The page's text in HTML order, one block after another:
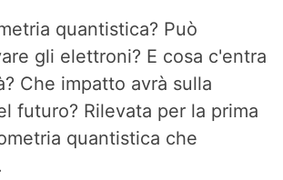
quantistica? Può
gli elettroni? E cosa c'entra
Che impatto avrà sulla
futuro? Rilevata per la prima
quantistica che